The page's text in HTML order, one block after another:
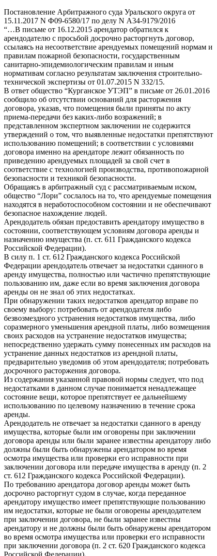
Постановление Арбитражного суда Уральского округа от
15.11.2017 N Ф09-6580/17 по делу N А34-9179/2016
“…В письме от 16.12.2015 арендатор обратился к
арендодателю с просьбой досрочно расторгнуть договор,
ссылаясь на несоответствие арендуемых помещений нормам и
правилам пожарной безопасности, государственным
санитарно-эпидемиологическим правилам и иным
нормативам согласно результатам заключения строительно-
технической экспертизы от 01.07.2015 N 332/15.
В ответ общество “Курганское УТЭП” в письме от 26.01.2016
сообщило об отсутствии оснований для расторжения
договора, указав, что помещения были приняты по акту
приема-передачи без каких-либо возражений; в
представленном экспертном заключении не содержится
утверждений о том, что выявленные недостатки препятствуют
использованию помещений; в соответствии с условиями
договора именно на арендаторе лежит обязанность по
приведению арендуемых площадей за свой счет в
соответствие с технологией производства, противопожарной
безопасности и техникой безопасности.
Обращаясь в арбитражный суд с рассматриваемым иском,
общество “Лори” сослалось на то, что арендуемые помещения
находятся в неработоспособном состоянии и не обеспечивают
безопасное нахождение людей.
Арендодатель обязан предоставить арендатору имущество в
состоянии, соответствующем условиям договора аренды и
назначению имущества (п. ст. 611 Гражданского кодекса
Российской Федерации).
В силу п. 1 ст. 612 Гражданского кодекса Российской
Федерации арендодатель отвечает за недостатки сданного в
аренду имущества, полностью или частично препятствующие
пользованию им, даже если во время заключения договора
аренды он не знал об этих недостатках.
При обнаружении таких недостатков арендатор вправе по
своему выбору: потребовать от арендодателя либо
безвозмездного устранения недостатков имущества, либо
соразмерного уменьшения арендной платы, либо возмещения
своих расходов на устранение недостатков имущества;
непосредственно удержать сумму понесенных им расходов на
устранение данных недостатков из арендной платы,
предварительно уведомив об этом арендодателя; потребовать
досрочного расторжения договора.
Из содержания указанной правовой нормы следует, что под
недостатками в данном случае понимается ненадлежащее
состояние вещи, которое препятствует ее дальнейшему
использованию по целевому назначению в течение срока
аренды.
Арендодатель не отвечает за недостатки сданного в аренду
имущества, которые были им оговорены при заключении
договора аренды или были заранее известны арендатору либо
должны были быть обнаружены арендатором во время
осмотра имущества или проверки его исправности при
заключении договора или передаче имущества в аренду (п. 2
ст. 612 Гражданского кодекса Российской Федерации).
По требованию арендатора договор аренды может быть
досрочно расторгнут судом в случае, когда переданное
арендатору имущество имеет препятствующие пользованию
им недостатки, которые не были оговорены арендодателем
при заключении договора, не были заранее известны
арендатору и не должны были быть обнаружены арендатором
во время осмотра имущества или проверки его исправности
при заключении договора (п. 2 ст. 620 Гражданского кодекса
Российской Федерации).